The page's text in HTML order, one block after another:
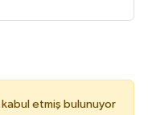
kabul etmiş bulunuyor